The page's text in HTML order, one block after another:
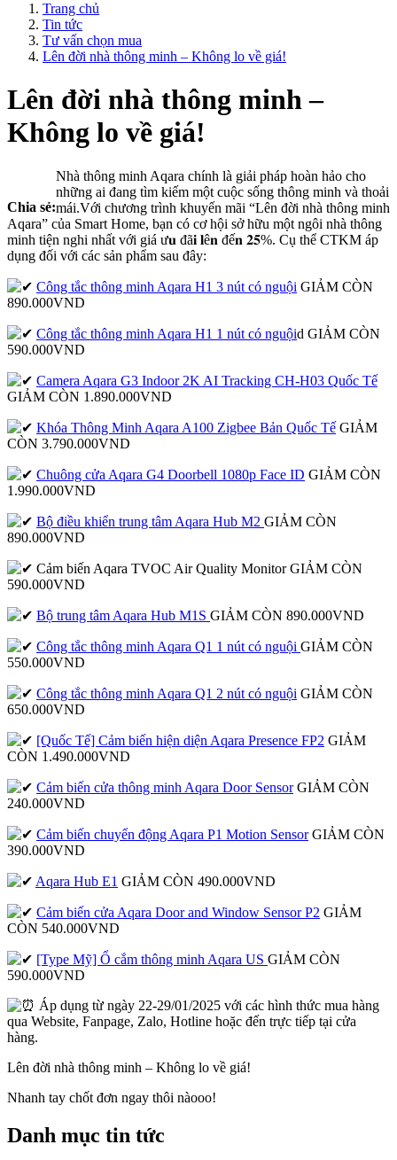
Trang chủ
Tin tức
Tư vấn chọn mua
Lên đời nhà thông minh – Không lo về giá!
Lên đời nhà thông minh –
Không lo về giá!
Chia sẻ:
Nhà thông minh Aqara chính là giải pháp hoàn hảo cho
những ai đang tìm kiếm một cuộc sống thông minh và thoải
mái.Với chương trình khuyến mãi “Lên đời nhà thông minh
Aqara” của Smart Home, bạn có cơ hội sở hữu một ngôi nhà thông
minh tiện nghi nhất với giá ư𝐮 đã𝐢 𝐥ê𝐧 đế𝐧 𝟐𝟓%. Cụ thể CTKM áp
dụng đối với các sản phẩm sau đây:
Công tắc thông minh Aqara H1 3 nút có nguội GIẢM CÒN
890.000VND
Công tắc thông minh Aqara H1 1 nút có nguộid GIẢM CÒN
590.000VND
Camera Aqara G3 Indoor 2K AI Tracking CH-H03 Quốc Tế
GIẢM CÒN 1.890.000VND
Khóa Thông Minh Aqara A100 Zigbee Bản Quốc Tế GIẢM
CÒN 3.790.000VND
Chuông cửa Aqara G4 Doorbell 1080p Face ID GIẢM CÒN
1.990.000VND
Bộ điều khiển trung tâm Aqara Hub M2 GIẢM CÒN
890.000VND
Cảm biến Aqara TVOC Air Quality Monitor GIẢM CÒN
590.000VND
Bộ trung tâm Aqara Hub M1S GIẢM CÒN 890.000VND
Công tắc thông minh Aqara Q1 1 nút có nguội GIẢM CÒN
550.000VND
Công tắc thông minh Aqara Q1 2 nút có nguội GIẢM CÒN
650.000VND
[Quốc Tế] Cảm biến hiện diện Aqara Presence FP2 GIẢM
CÒN 1.490.000VND
Cảm biến cửa thông minh Aqara Door SensorGIẢM CÒN
240.000VND
Cảm biến chuyển động Aqara P1 Motion SensorGIẢM CÒN
390.000VND
Aqara Hub E1 GIẢM CÒN 490.000VND
Cảm biến cửa Aqara Door and Window Sensor P2 GIẢM
CÒN 540.000VND
[Type Mỹ] Ổ cắm thông minh Aqara US GIẢM CÒN
590.000VND
Áp dụng từ ngày 22-29/01/2025 với các hình thức mua hàng
qua Website, Fanpage, Zalo, Hotline hoặc đến trực tiếp tại cửa
hàng.
Lên đời nhà thông minh – Không lo về giá!
Nhanh tay chốt đơn ngay thôi nàooo!
Danh mục tin tức